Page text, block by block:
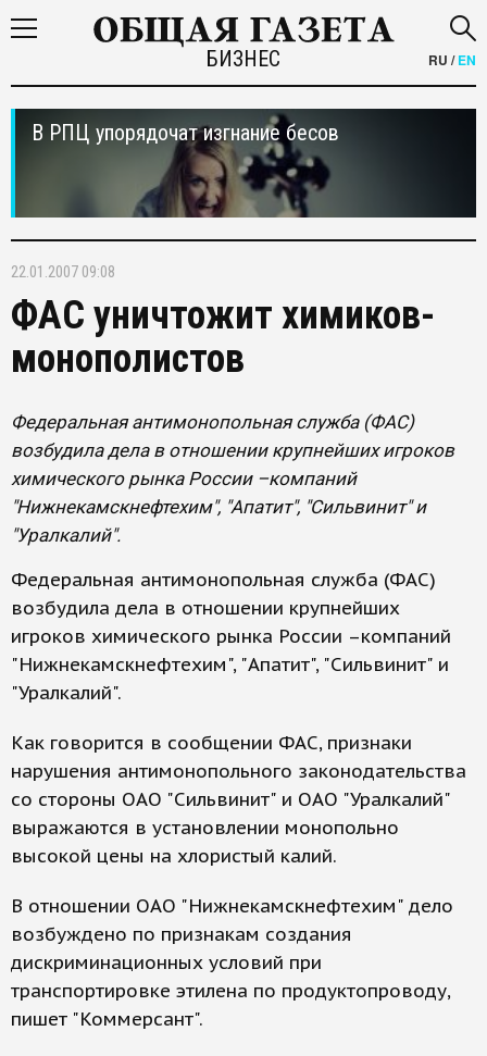
БИЗНЕС RU /EN
В РПЦ упорядочат изгнание бесов
22.01.2007 09:08
ФАС уничтожит химиков-
монополистов
Федеральная антимонопольная служба (ФАС)
возбудила дела в отношении крупнейших игроков
химического рынка России –компаний
"Нижнекамскнефтехим", "Апатит", "Сильвинит" и
"Уралкалий".
Федеральная антимонопольная служба (ФАС)
возбудила дела в отношении крупнейших
игроков химического рынка России –компаний
"Нижнекамскнефтехим", "Апатит", "Сильвинит" и
"Уралкалий".
Как говорится в сообщении ФАС, признаки
нарушения антимонопольного законодательства
со стороны ОАО "Сильвинит" и ОАО "Уралкалий"
выражаются в установлении монопольно
высокой цены на хлористый калий.
В отношении ОАО "Нижнекамскнефтехим" дело
возбуждено по признакам создания
дискриминационных условий при
транспортировке этилена по продуктопроводу,
пишет "Коммерсант".